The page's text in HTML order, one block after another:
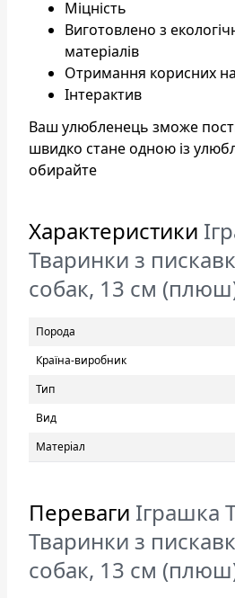
Міцність
Виготовлено з
матеріалів
Отримання корисних
Інтерактив
Ваш улюбленець зможе
швидко стане одною із
обирайте
Характеристики
Тваринки з
собак, 13 см
Порода
Країна-виробник
Тип
Вид
Матеріал
Переваги Іграшка
Тваринки з
собак, 13 см